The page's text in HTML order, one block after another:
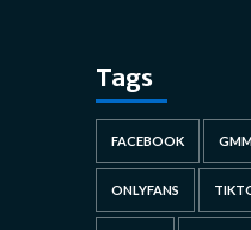
Tags
FACEBOOK
ONLYFANS